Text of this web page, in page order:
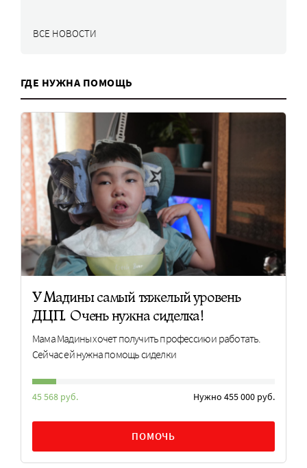
ВСЕ НОВОСТИ
ГДЕ НУЖНА ПОМОЩЬ
У Мадины самый тяжелый уровень
ДЦП. Очень нужна сиделка!
Мама Мадины хочет получить профессию и работать.
Сейчас ей нужна помощь сиделки
45 568 руб. Нужно 455 000 руб.
ПОМОЧЬ